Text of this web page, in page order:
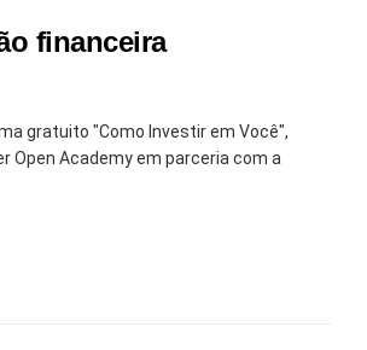
financeira
gratuito "Como Investir em Você",
Open Academy em parceria com a